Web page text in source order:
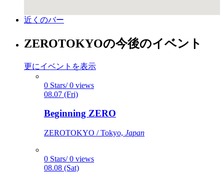
近くのバー
ZEROTOKYOの今後のイベント
更にイベントを表示
0 Stars/ 0 views
08.07 (Fri)
Beginning ZERO
ZEROTOKYO / Tokyo, Japan
0 Stars/ 0 views
08.08 (Sat)